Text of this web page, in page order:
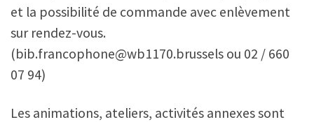
et la possibilité de commande avec enlèvement
sur rendez-vous.
(bib.francophone@wb1170.brussels ou 02 / 660
07 94)
Les animations, ateliers, activités annexes sont